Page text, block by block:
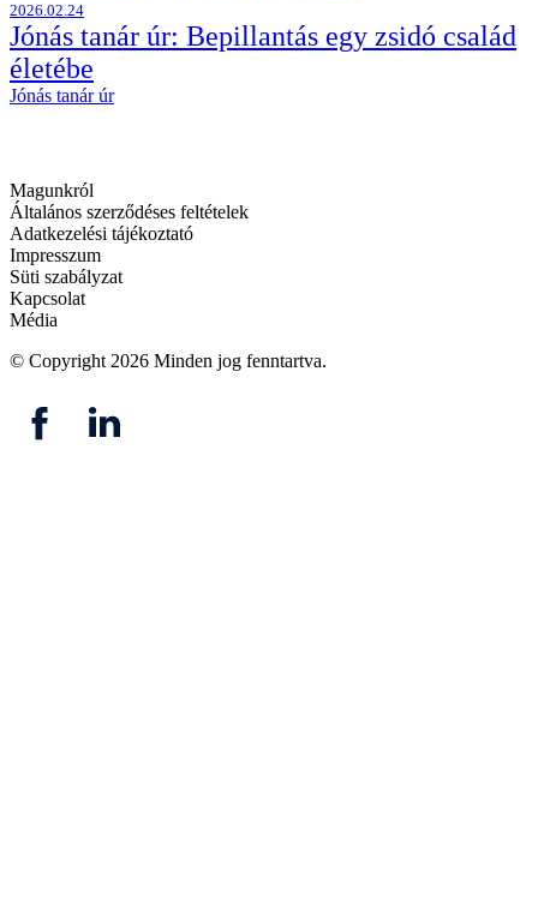
2026.02.24
Jónás tanár úr: Bepillantás egy zsidó család
életébe
Jónás tanár úr
Magunkról
Általános szerződéses feltételek
Adatkezelési tájékoztató
Impresszum
Süti szabályzat
Kapcsolat
Média
© Copyright 2026 Minden jog fenntartva.